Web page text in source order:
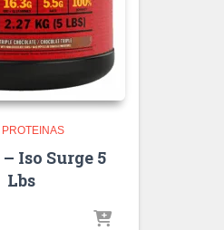
PROTEINAS
Iso Surge 5
Lbs